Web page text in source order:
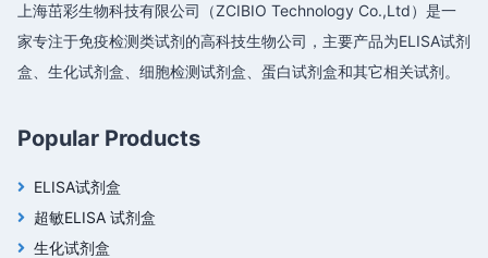
上海茁彩生物科技有限公司（ZCIBIO Technology Co.,Ltd）是一
家专注于免疫检测类试剂的高科技生物公司，主要产品为ELISA试剂
盒、生化试剂盒、细胞检测试剂盒、蛋白试剂盒和其它相关试剂。
Popular Products
ELISA试剂盒
超敏ELISA 试剂盒
生化试剂盒